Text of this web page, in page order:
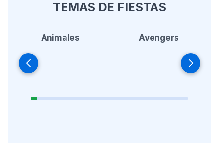
TEMAS DE FIESTAS
Animales Avengers